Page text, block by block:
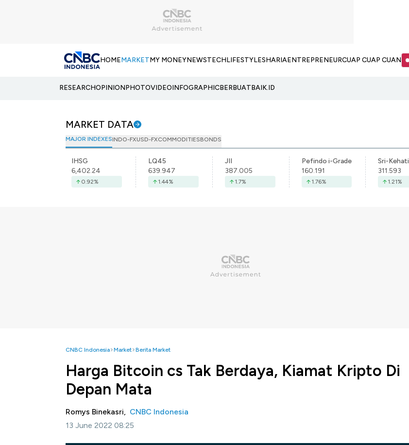
HOMEMARKETMY MONEYNEWSTECHLIFESTYLESHARIAENTREPRENEURCUAP CUAP CUAN
RESEARCHOPINIONPHOTOVIDEOINFOGRAPHICBERBUATBAIK.ID
MARKET DATA
MAJOR INDEXESINDO-FXUSD-FXCOMMODITIESBONDS
IHSG
6,402.24
0.92%
LQ45
639.947
1.44%
JII
387.005
1.7%
Pefindo i-Grade
160.191
1.76%
Sri-Kehati
311.593
1.21%
CNBC Indonesia Market Berita Market
Harga Bitcoin cs Tak Berdaya, Kiamat Kripto Di
Depan Mata
Romys Binekasri, CNBC Indonesia
13 June 2022 08:25